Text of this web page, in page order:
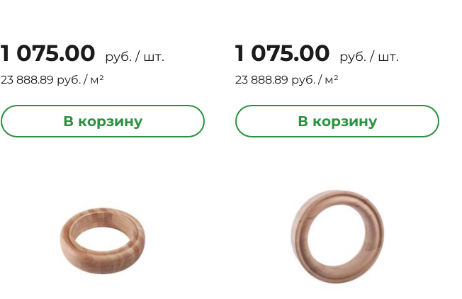
1 075.00 руб. / шт.
23 888.89 руб. / м²
В корзину
1 075.00 руб. / шт.
23 888.89 руб. / м²
В корзину